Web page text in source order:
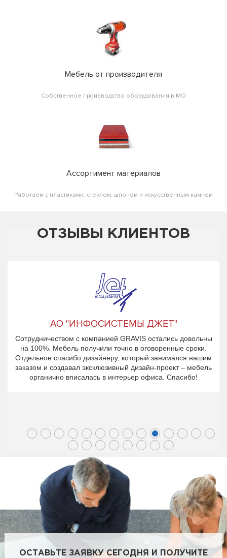
Мебель от производителя
Собственное производство оборудования в МО
Ассортимент материалов
Работаем с пластиками, стеклом, шпоном и искусственным камнем
ОТЗЫВЫ КЛИЕНТОВ
АО "ИНФОСИСТЕМЫ ДЖЕТ"
Сотрудничеством с компанией GRAVIS остались довольны
на 100%. Мебель получили точно в оговоренные сроки.
Отдельное спасибо дизайнеру, который занимался нашим
заказом и создавал эксклюзивный дизайн-проект – мебель
органично вписалась в интерьер офиса. Спасибо!
ОСТАВЬТЕ ЗАЯВКУ СЕГОДНЯ И ПОЛУЧИТЕ